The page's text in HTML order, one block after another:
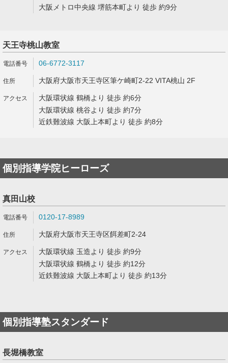
大阪メトロ中央線 堺筋本町より 徒歩 約9分
天王寺桃山教室
06-6772-3117
大阪府大阪市天王寺区筆ケ崎町2-22 VITA桃山 2F
大阪環状線 鶴橋より 徒歩 約6分
大阪環状線 桃谷より 徒歩 約7分
近鉄難波線 大阪上本町より 徒歩 約8分
個別指導学院ヒーローズ
真田山校
0120-17-8989
大阪府大阪市天王寺区餌差町2-24
大阪環状線 玉造より 徒歩 約9分
大阪環状線 鶴橋より 徒歩 約12分
近鉄難波線 大阪上本町より 徒歩 約13分
個別指導塾スタンダード
長堀橋教室